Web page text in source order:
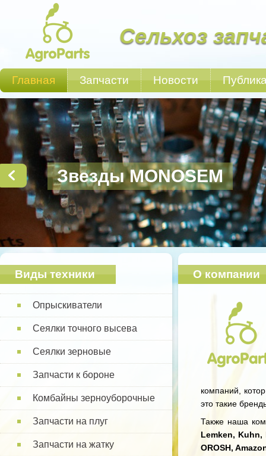
Сельхоз
Главная Запчасти Новости
Звезды MONOSEM
Виды техники
Опрыскиватели
Сеялки точного высева
Сеялки зерновые
Запчасти к бороне
Комбайны зерноуборочные
Запчасти на плуг
Запчасти на жатку
О компании
компаний,
это такие
Также наша
Lemken, Kuhn,
OROSH,